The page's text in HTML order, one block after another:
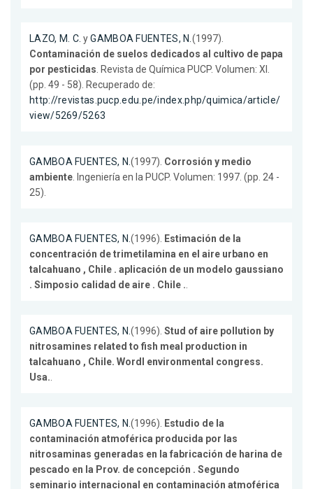
LAZO, M. C. yGAMBOA FUENTES, N.(1997).
Contaminación de suelos dedicados al cultivo de papa
por pesticidas. Revista de Química PUCP. Volumen: XI.
(pp. 49 - 58). Recuperado de:
http://revistas.pucp.edu.pe/index.php/quimica/article/
view/5269/5263
GAMBOA FUENTES, N.(1997). Corrosión y medio
ambiente. Ingeniería en la PUCP. Volumen: 1997. (pp. 24 -
25).
GAMBOA FUENTES, N.(1996). Estimación de la
concentración de trimetilamina en el aire urbano en
talcahuano , Chile . aplicación de un modelo gaussiano
. Simposio calidad de aire . Chile ..
GAMBOA FUENTES, N.(1996).Stud of aire pollution by
nitrosamines related to fish meal production in
talcahuano , Chile. Wordl environmental congress.
Usa..
GAMBOA FUENTES, N.(1996). Estudio de la
contaminación atmoférica producida por las
nitrosaminas generadas en la fabricación de harina de
pescado en la Prov. de concepción . Segundo
seminario internacional en contaminación atmoférica